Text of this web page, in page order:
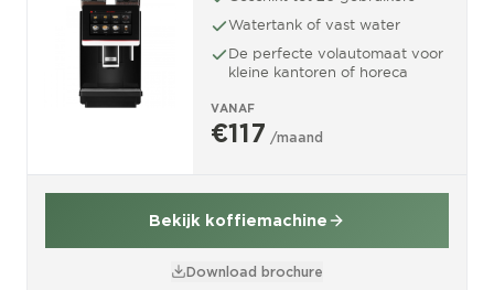
Watertank of vast water
De perfecte volautomaat voor
kleine kantoren of horeca
VANAF
€117 /maand
Bekijk koffiemachine
Download brochure